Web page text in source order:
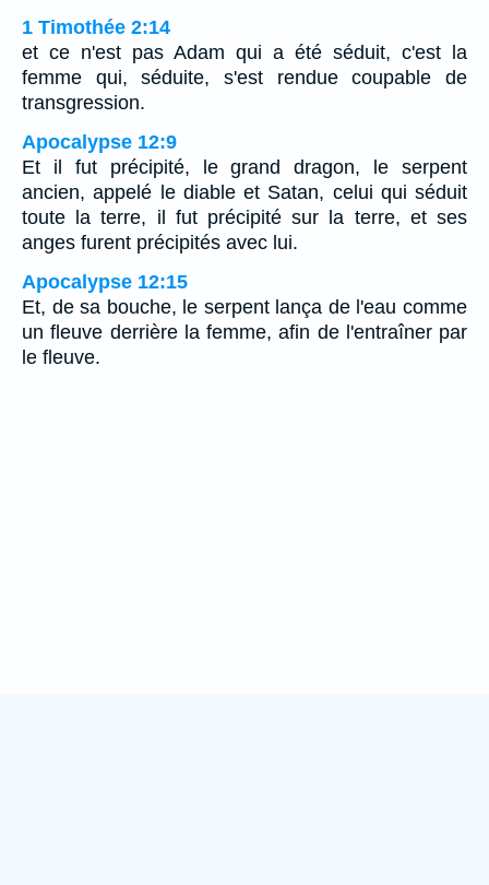
1 Timothée 2:14
et ce n'est pas Adam qui a été séduit, c'est la
femme qui, séduite, s'est rendue coupable de
transgression.
Apocalypse 12:9
Et il fut précipité, le grand dragon, le serpent
ancien, appelé le diable et Satan, celui qui séduit
toute la terre, il fut précipité sur la terre, et ses
anges furent précipités avec lui.
Apocalypse 12:15
Et, de sa bouche, le serpent lança de l'eau comme
un fleuve derrière la femme, afin de l'entraîner par
le fleuve.